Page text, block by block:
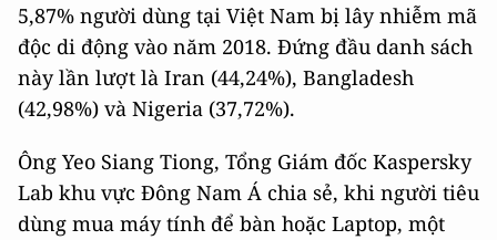
5,87% người dùng tại Việt Nam bị lây nhiễm mã
độc di động vào năm 2018. Đứng đầu danh sách
này lần lượt là Iran (44,24%), Bangladesh
(42,98%) và Nigeria (37,72%).
Ông Yeo Siang Tiong, Tổng Giám đốc Kaspersky
Lab khu vực Đông Nam Á chia sẻ, khi người tiêu
dùng mua máy tính để bàn hoặc Laptop, một